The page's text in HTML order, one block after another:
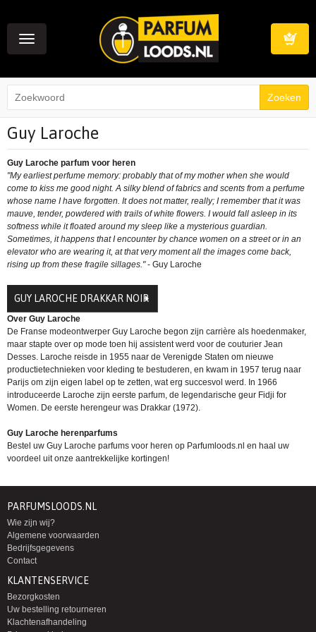
Toggle
navigation
Guy Laroche
Guy Laroche parfum voor heren
"My earliest perfume memory: probably that of my mother when she would
come to kiss me good night. A silky blend of fabrics and scents from a perfume
whose name I have forgotten. It does not matter, really; I remember that it was
mauve, tender, powdered with trails of white flowers. I would fall asleep in its
softness while it floated around my sleep like a mysterious guardian.
Sometimes, it happens that I encounter by chance women on a street or in an
elevator who are wearing it, at that very moment all the images come back,
rising up from these fragile sillages."- Guy Laroche
GUY LAROCHE DRAKKAR NOIR
Over Guy Laroche
De Franse modeontwerper Guy Laroche begon zijn carrière als hoedenmaker,
maar stapte over op mode toen hij assistent werd voor de couturier Jean
Desses. Laroche reisde in 1955 naar de Verenigde Staten om nieuwe
productietechnieken voor kleding te bestuderen, en kwam in 1957 terug naar
Parijs om zijn eigen label op te zetten, wat erg succesvol werd. In 1966
introduceerde Laroche zijn eerste parfum, de legendarische geur Fidji for
Women. De eerste herengeur was Drakkar (1972).
Guy Laroche herenparfums
Bestel uw Guy Laroche parfums voor heren op Parfumloods.nl en haal uw
voordeel uit onze aantrekkelijke kortingen!
PARFUMSLOODS.NL
Wie zijn wij?
Algemene voorwaarden
Bedrijfsgegevens
Contact
KLANTENSERVICE
Bezorgkosten
Uw bestelling retourneren
Klachtenafhandeling